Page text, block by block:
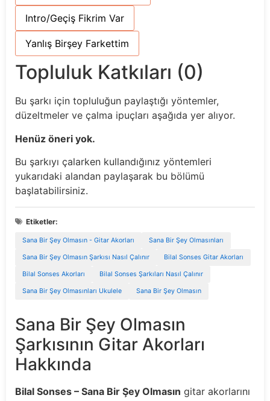
Intro/Geçiş Fikrim Var
Yanlış Birşey Farkettim
Topluluk Katkıları (0)
Bu şarkı için topluluğun paylaştığı yöntemler,
düzeltmeler ve çalma ipuçları aşağıda yer alıyor.
Henüz öneri yok.
Bu şarkıyı çalarken kullandığınız yöntemleri
yukarıdaki alandan paylaşarak bu bölümü
başlatabilirsiniz.
Etiketler:
Sana Bir Şey Olmasın - Gitar Akorları Sana Bir Şey Olmasınları
Sana Bir Şey Olmasın Şarkısı Nasıl Çalınır Bilal Sonses Gitar Akorları
Bilal Sonses Akorları Bilal Sonses Şarkıları Nasıl Çalınır
Sana Bir Şey Olmasınları Ukulele Sana Bir Şey Olmasın
Sana Bir Şey Olmasın
Şarkısının Gitar Akorları
Hakkında
Bilal Sonses – Sana Bir Şey Olmasın gitar akorlarını